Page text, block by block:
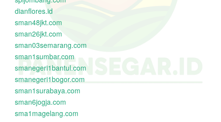
dianflores.id
sman48jkt.com
sman26jkt.com
sman03semarang.com
sman1sumbar.com
smanegeri1bantul.com
smanegeri1bogor.com
sman1surabaya.com
sman6jogja.com
sma1magelang.com